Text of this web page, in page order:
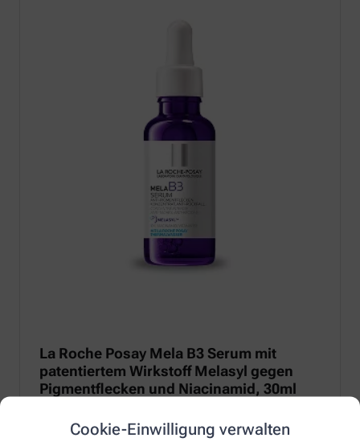
Cookie-Einwilligung verwalten
La Roche Posay Mela B3 Serum mit
patentiertem Wirkstoff Melasyl gegen
Pigmentflecken und Niacinamid, 30ml
Regulierung von Melanin und 10 % Niacinamid für eine